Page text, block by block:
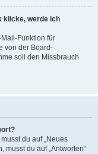
klicke, werde ich
Funktion für
von der Board-
soll den Missbrauch
du auf „Neues
musst du auf „Antworten“